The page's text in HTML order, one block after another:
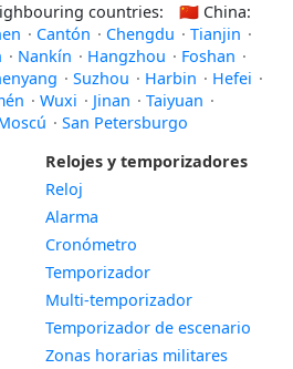
countries: 🇨🇳 China:
· Cantón · Chengdu · Tianjin ·
· Nankín · Hangzhou · Foshan ·
· Suzhou · Harbin · Hefei ·
· Wuxi · Jinan · Taiyuan ·
· San Petersburgo
Relojes y temporizadores
Reloj
Alarma
Cronómetro
Temporizador
Multi-temporizador
Temporizador de escenario
Zonas horarias militares